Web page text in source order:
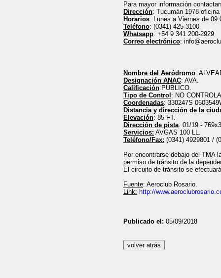
Para mayor información
Dirección: Tucumán 1978
Horarios: Lunes a Viernes de
Teléfono: (0341) 425-3100
Whatsapp: +54 9 341 200-2929
Correo electrónico:
Nombre del Aeródromo:
Designación ANAC: AVA.
Calificación:PÚBLICO.
Tipo de Control : NO
Coordenadas: 330247S
Distancia y dirección de la
Elevación: 85 FT.
Dirección de pista: 01/19 -
Servicios: AVGAS 100 LL.
Teléfono/Fax: (0341) 4929801 /
Por encontrarse debajo del TMA
permiso de tránsito de la
El circuito de tránsito se
Fuente: Aeroclub Rosario.
Link: http://
Publicado el: 05/09/2018